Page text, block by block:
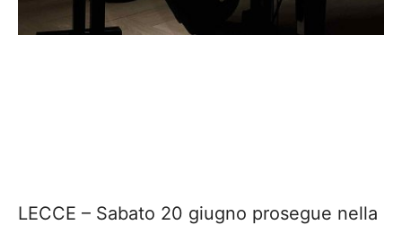
LECCE – Sabato 20 giugno prosegue nella